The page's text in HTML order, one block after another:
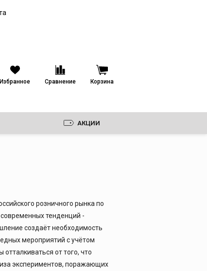
Избранное Сравнение Корзина
АКЦИИ
розничного рынка по
тенденций -
создаёт необходимость
мероприятий с учётом
от того, что
экспериментов, поражающих